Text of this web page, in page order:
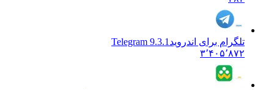
تلگرام برای اندروید Telegram 9.3.1
۳٬۴۰۵٬۸۷۲